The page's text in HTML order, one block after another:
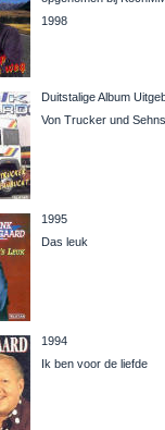
1998
Duitstalige Album
Von Trucker und
1995
Das leuk
1994
Ik ben voor de liefde